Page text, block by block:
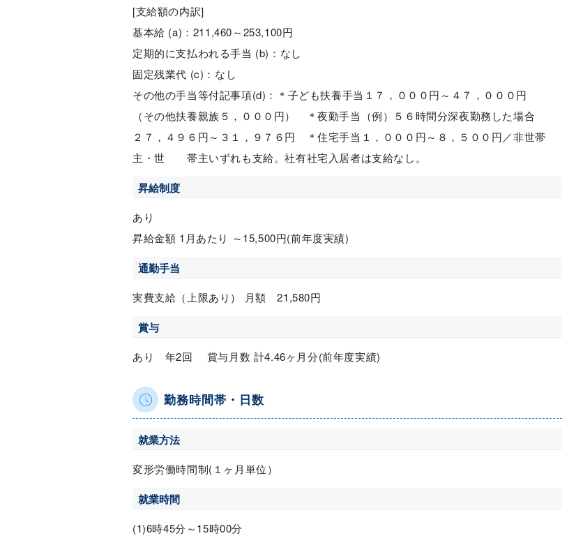
[支給額の内訳]
基本給 (a)：211,460～253,100円
定期的に支払われる手当 (b)：なし
固定残業代 (c)：なし
その他の手当等付記事項(d)：＊子ども扶養手当１７，０００円～４７，０００円
（その他扶養親族５，０００円） ＊夜勤手当（例）５６時間分深夜勤務した場合
２７，４９６円～３１，９７６円 ＊住宅手当１，０００円～８，５００円／非世帯
主・世 帯主いずれも支給。社有社宅入居者は支給なし。
昇給制度
あり
昇給金額 1月あたり ～15,500円(前年度実績)
通勤手当
実費支給（上限あり） 月額 21,580円
賞与
あり 年2回 賞与月数 計4.46ヶ月分(前年度実績)
勤務時間帯・日数
就業方法
変形労働時間制(１ヶ月単位）
就業時間
(1)6時45分～15時00分